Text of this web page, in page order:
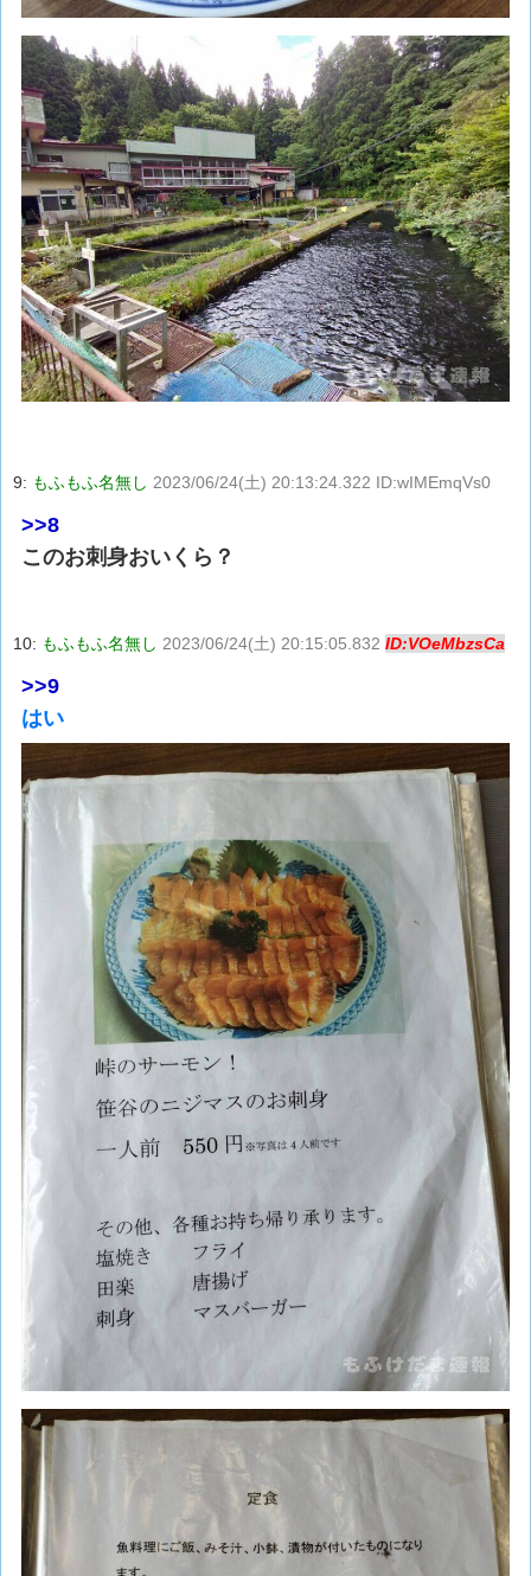
9: もふもふ名無し 2023/06/24(土) 20:13:24.322 ID:wIMEmqVs0
>>8
このお刺身おいくら？
10: もふもふ名無し 2023/06/24(土) 20:15:05.832 ID:VOeMbzsCa
>>9
はい